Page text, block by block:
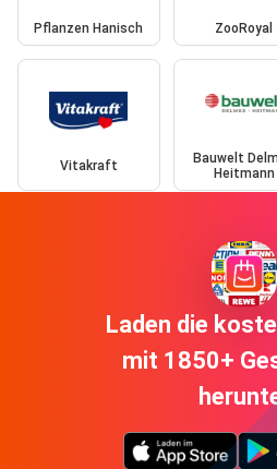
Pflanzen Hanisch ZooRoyal
Vitakraft
Bauwelt
Heitmann
Laden die
mit 1850+